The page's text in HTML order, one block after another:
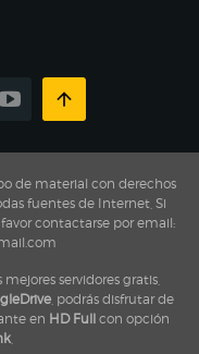
de material con derechos
fuentes de Internet, Si
contactarse por email:
servidores gratis,
, podrás disfrutar de
en HD Fullcon opción
,